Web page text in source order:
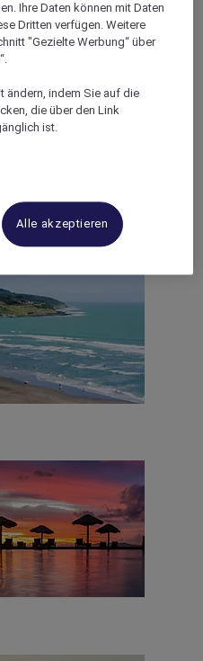
Ihre Daten können mit Daten
Dritten verfügen. Weitere
"Gezielte Werbung“ über
ändern, indem Sie auf die
die über den Link
ist.
Alle akzeptieren